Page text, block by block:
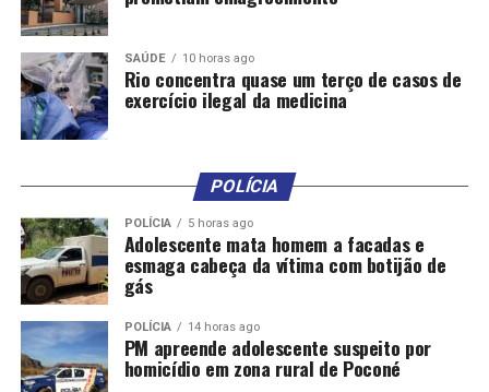
forma estratégica no atendimento a diversas regiões de
Mato Grosso.
“Todas essas missões só são possíveis graças aos
investimentos do Governo do Estado, que, por meio da
constante das unidades do Ciopaer, fortalecendo e
acreditando cada vez mais no potencial das operações
aéreas em Mato Grosso”, ressalta.
SAÚDE 10 horas ago
Rio concentra quase um terço de casos de
exercício ilegal da medicina
POLÍCIA
POLÍCIA 5 horas ago
Adolescente mata homem a facadas e
esmaga cabeça da vítima com botijão de
gás
POLÍCIA 14 horas ago
PM apreende adolescente suspeito por
homicídio em zona rural de Poconé